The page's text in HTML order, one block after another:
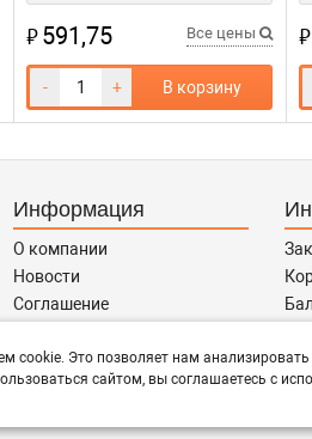
₽591,75 Все цены
- + В корзину
₽
Информация
О компании
Новости
Соглашение
Сотрудничество
cookie. Это позволяет нам
сайтом, вы соглашаетесь с